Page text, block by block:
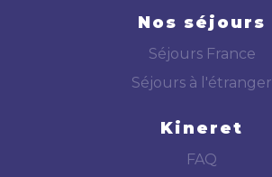
Nos séjours
Séjours France
Séjours à l'étranger
Kineret
FAQ